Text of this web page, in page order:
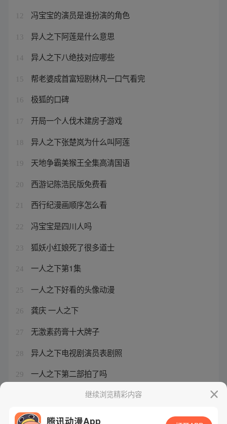
12 冯宝宝的演员是谁扮演的角色
13 异人之下阿莲是什么意思
14 异人之下八绝技对应哪些
15 帮老婆成首富短剧林凡一口气看完
16 极狐的口碑
17 开局一个人伐木建房子游戏
18 异人之下张楚岚为什么叫阿莲
19 天地争霸美猴王全集高清国语
20 西游记陈浩民版免费看
21 西行纪漫画顺序怎么看
22 冯宝宝是四川人吗
23 狐妖小红娘死了很多道士
24 一人之下第1集
25 一人之下好看的头像动漫
26 龚庆 一人之下
27 无激素药膏十大牌子
28 异人之下电视剧演员表剧照
29 一人之下第二部拍了吗
异人之下动漫免费观看全集
继续浏览精彩内容
腾讯动漫App